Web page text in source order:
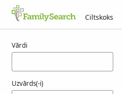
Ciltskoks
Vārdi
Uzvārds(-i)